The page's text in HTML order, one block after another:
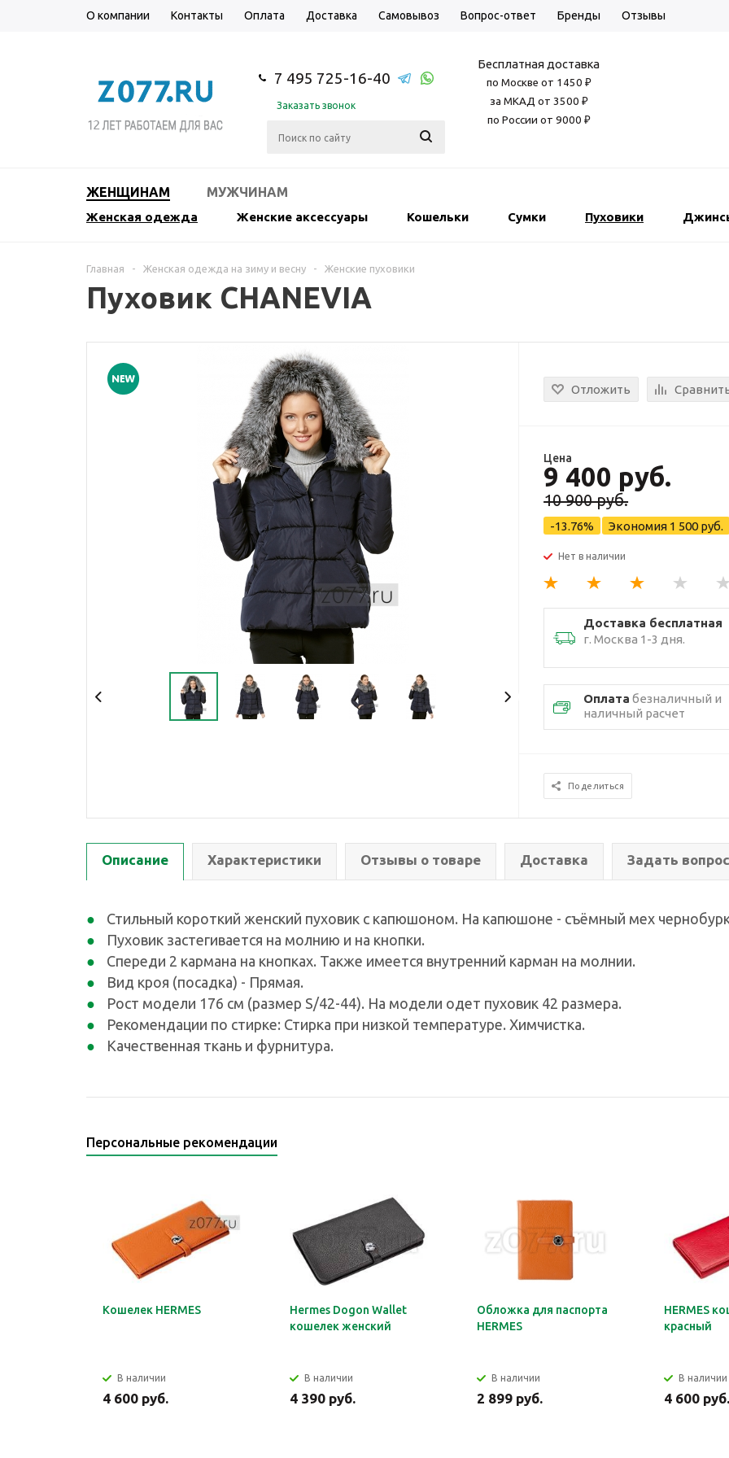
О компании Контакты Оплата Доставка Самовывоз Вопрос-ответ Бренды Отзывы
7 495 725-16-40
Заказать звонок
Бесплатная доставка
по Москве от 1450 ₽
за МКАД от 3500 ₽
по России от 9000 ₽
ЖЕНЩИНАМ МУЖЧИНАМ
Женская одежда Женские аксессуары Кошельки Сумки Пуховики
Главная - Женская одежда на зиму и весну - Женские пуховики
Пуховик CHANEVIA
Отложить
Цена
9 400 руб.
10 900 руб.
-13.76% Экономия 1 500 руб.
Нет в наличии
Доставка бесплатная
г. Москва 1-3 дня.
Оплата безналичный и
наличный расчет
Поделиться
Описание Характеристики Отзывы о товаре Доставка Задать вопрос
Стильный короткий женский пуховик с капюшоном. На капюшоне - съёмный мех
Пуховик застегивается на молнию и на кнопки.
Спереди 2 кармана на кнопках. Также имеется внутренний карман на молнии.
Вид кроя (посадка) - Прямая.
Рост модели 176 см (размер S/42-44). На модели одет пуховик 42 размера.
Рекомендации по стирке: Стирка при низкой температуре. Химчистка.
Качественная ткань и фурнитура.
Персональные рекомендации
Кошелек HERMES
В наличии
4 600 руб.
Hermes Dogon Wallet
кошелек женский
В наличии
4 390 руб.
Обложка для паспорта
HERMES
В наличии
2 899 руб.
HERMES
красный
В наличии
4 600 руб.